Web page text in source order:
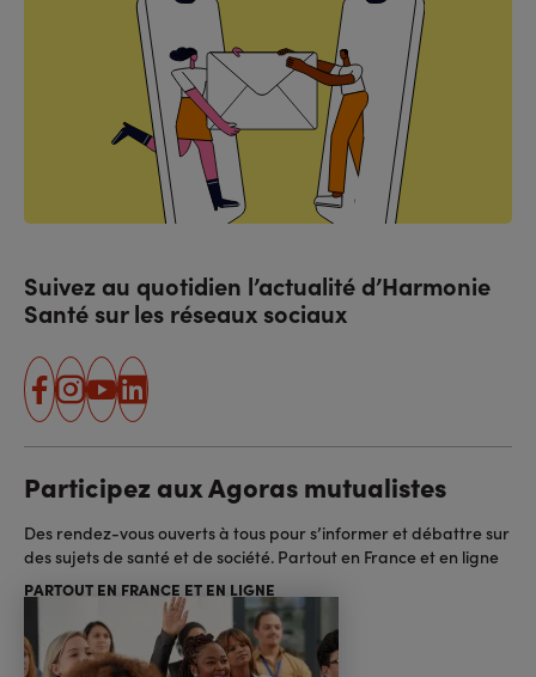
Suivez au quotidien l’actualité d’Harmonie
Santé sur les réseaux sociaux
facebook
instagram
youtube
linkedin
Participez aux Agoras mutualistes
Des rendez-vous ouverts à tous pour s’informer et débattre sur
des sujets de santé et de société. Partout en France et en ligne
PARTOUT EN FRANCE ET EN LIGNE